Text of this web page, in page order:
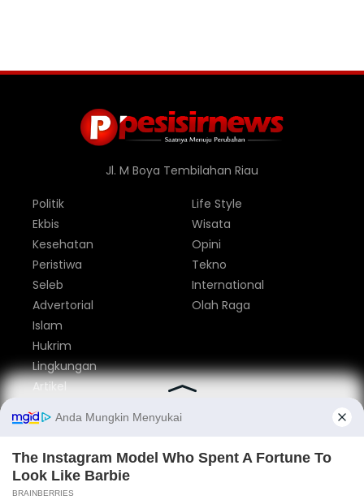
Jl. M Boya Tembilahan Riau
Politik
Ekbis
Kesehatan
Peristiwa
Seleb
Advertorial
Life Style
Wisata
Opini
Tekno
International
Olah Raga
Islam
Hukrim
Lingkungan
Artikel
Parlemen
Nasional
Tentang Kami